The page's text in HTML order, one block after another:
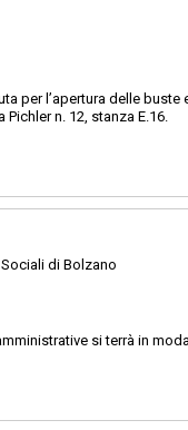
No
per l’apertura delle
n. 12, stanza E.16.
di Bolzano
si terrà in